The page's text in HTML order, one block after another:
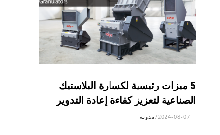
5 ميزات رئيسية لكسارة البلاستيك
الصناعية لتعزيز كفاءة إعادة التدوير
2024-08-07
/مدونة